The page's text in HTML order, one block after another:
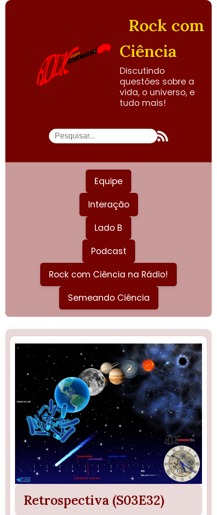
Rock com
Ciência
Discutindo
questões sobre a
vida, o universo, e
tudo mais!
Equipe
Interação
Lado B
Podcast
Rock com Ciência na Rádio!
Semeando Ciência
Retrospectiva (S03E32)